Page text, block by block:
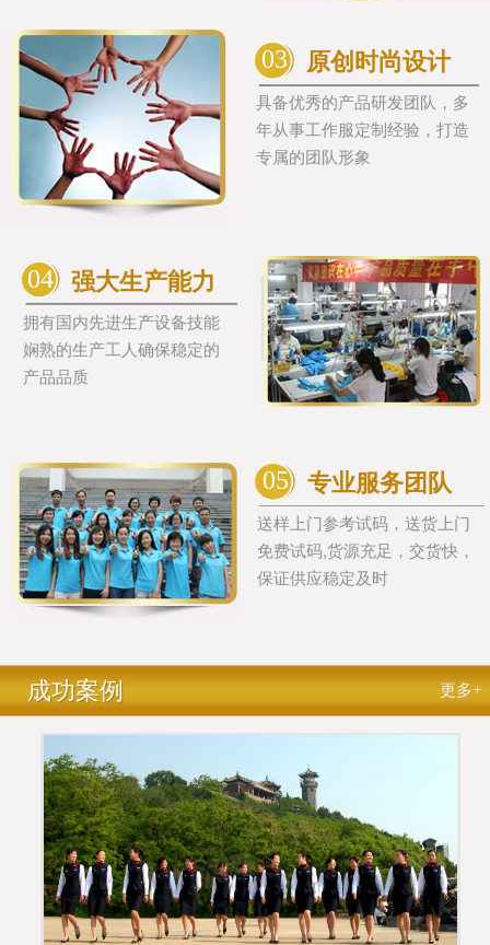
03 原创时尚设计
具备优秀的产品研发团队，多
年从事工作服定制经验，打造
专属的团队形象
04 强大生产能力
拥有国内先进生产设备技能
娴熟的生产工人确保稳定的
产品品质
05 专业服务团队
送样上门参考试码，送货上门
免费试码,货源充足，交货快，
保证供应稳定及时
更多+
成功案例